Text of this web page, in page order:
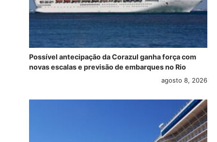
Possível antecipação da Corazul ganha força com
novas escalas e previsão de embarques no Rio
agosto 8, 2026